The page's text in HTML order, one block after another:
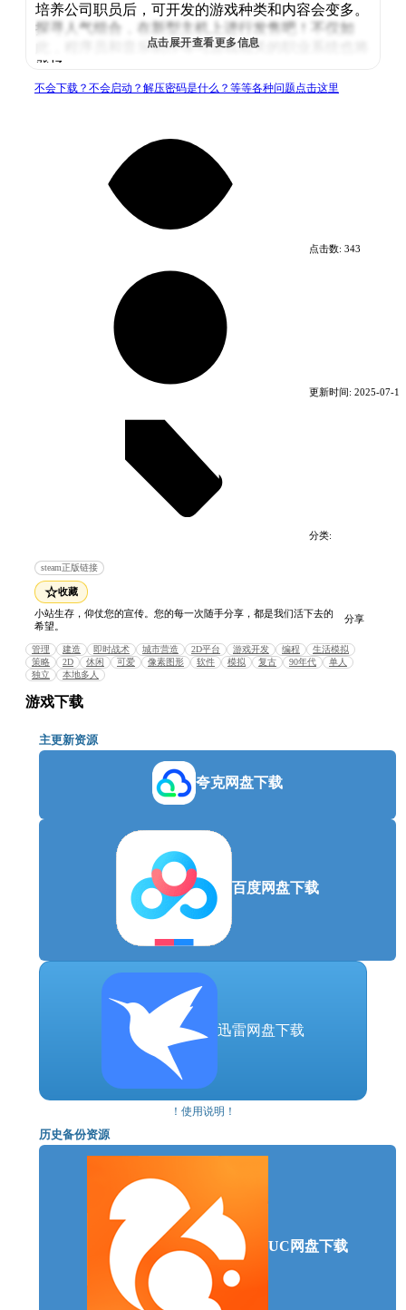
培养公司职员后，可开发的游戏种类和内容会变多。
探寻人气组合，在新型主机上进行发售吧！不仅如
此，程序员和音乐制作等与游戏相关的职业系统也将
登场。
其它游戏也请通过“Kairosoft”来进行搜索。
系统需求
需要 64 位处理器和操作系统
操作系统: Windows 10 64bit
处理器: Intel Atom® x7-Z8750
内存: 1 GB RAM
DirectX 版本: 10
存储空间: 需要 250 MB 可用空间
需要 64 位处理器和操作系统
点击展开查看更多信息
不会下载？不会启动？解压密码是什么？等等各种问题点击这里
点击数: 343
更新时间: 2025-07-11
分类:
steam正版链接
☆收藏
小站生存，仰仗您的宣传。您的每一次随手分享，都是我们活下去的
希望。
分享
管理 建造 即时战术 城市营造 2D平台 游戏开发 编程
生活模拟
策略
2D 休闲 可爱 像素图形 软件 模拟 复古 90年代
单人
独立
本地多人
游戏下载
主更新资源
夸克网盘下载
百度网盘下载
迅雷网盘下载
！使用说明！
历史备份资源
UC网盘下载